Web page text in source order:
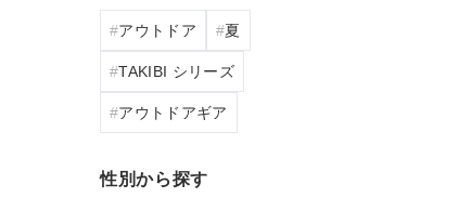
アウトドア 夏
TAKIBI シリーズ
アウトドアギア
性別から探す